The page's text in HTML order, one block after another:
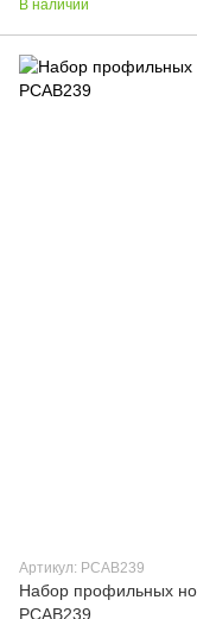
В наличии
Артикул: PCAB239
Набор профильных
PCAB239